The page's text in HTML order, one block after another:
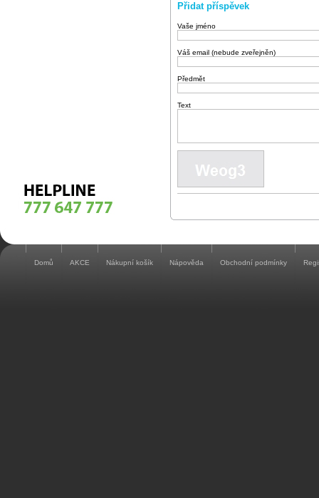
Přidat příspěvek
Vaše jméno
Váš email (nebude zveřejněn)
Předmět
Text
Domů AKCE Nákupní košík Nápověda Obchodní podmínky